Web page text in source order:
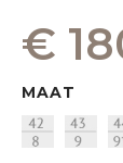
€
MAAT